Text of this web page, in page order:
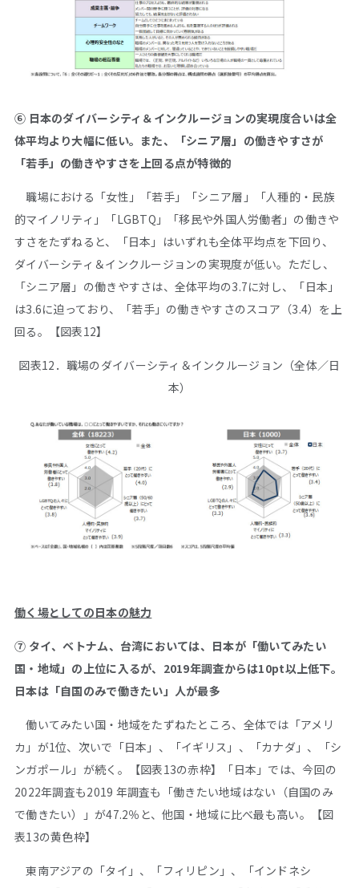
⑥ 日本のダイバーシティ＆インクルージョンの実現度合いは全
体平均より大幅に低い。 また、「シニア層」の働きやすさが
「若手」の働きやすさを上回る点が特徴的
職場における「女性」「若手」「シニア層」「人種的・民族
的マイノリティ」「LGBTQ」「移民や外国人労働者」の働きや
すさをたずねると、「日本」はいずれも全体平均点を下回り、
ダイバーシティ＆インクルージョンの実現度が低い。ただし、
「シニア層」の働きやすさは、全体平均の3.7に対し、「日本」
は3.6に迫っており、「若手」の働きやすさのスコア（3.4）を上
回る。【図表12】
図表12．職場のダイバーシティ＆インクルージョン（全体／日
本）
働く場としての日本の魅力
⑦ タイ、ベトナム、台湾においては、日本が「働いてみたい
国・地域」の上位に入るが、2019年調査からは10pt以上低下。
日本は「自国のみで働きたい」人が最多
働いてみたい国・地域をたずねたところ、全体では「アメリ
カ」が1位、次いで「日本」、「イギリス」、「カナダ」、「シ
ンガポール」が続く。【図表13の赤枠】「日本」では、今回の
2022年調査も2019 年調査も「働きたい地域はない（自国のみ
で働きたい）」が47.2％と、他国・地域に比べ最も高い。【図
表13の黄色枠】
東南アジアの「タイ」、「フィリピン」、「インドネシ